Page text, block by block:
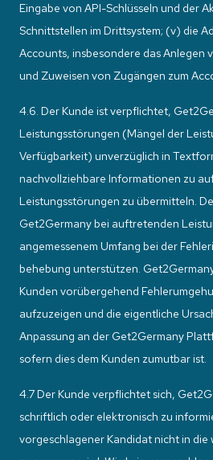
Eingabe von API-Schlüsseln und der
Schnittstellen im Drittsystem; (v) die
Accounts, insbesondere das Anlegen
und Zuweisen von Zugängen zum
4.6. Der Kunde ist verpflichtet,
Leistungsstörungen (Mängel der
Verfügbarkeit) unverzüglich in
nachvollziehbare Informationen zu
Leistungsstörungen zu übermitteln.
Get2Germany bei auftretenden
angemessenem Umfang bei der
behebung unterstützen.
Kunden vorübergehend
aufzuzeigen und die eigentliche
Anpassung an der Get2Germany
sofern dies dem Kunden zumutbar ist.
4.7 Der Kunde verpflichtet sich,
schriftlich oder elektronisch zu
vorgeschlagener Kandidat nicht in die